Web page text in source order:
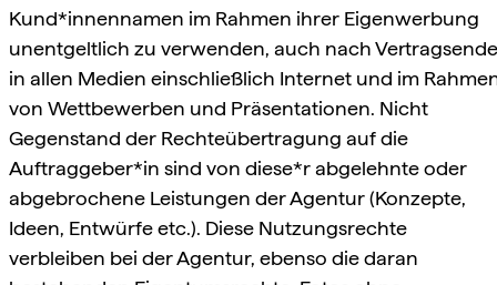
Kund*innennamen im Rahmen ihrer Eigenwerbung
unentgeltlich zu verwenden, auch nach
in allen Medien einschließlich Internet und im
von Wettbewerben und Präsentationen. Nicht
Gegenstand der Rechteübertragung auf die
Auftraggeber*in sind von diese*r abgelehnte oder
abgebrochene Leistungen der Agentur (Konzepte,
Ideen, Entwürfe etc.). Diese Nutzungsrechte
verbleiben bei der Agentur, ebenso die daran